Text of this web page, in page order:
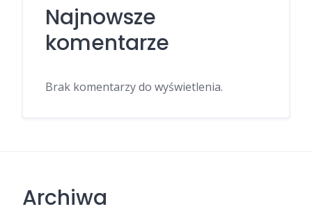
Najnowsze
komentarze
Brak komentarzy do wyświetlenia.
Archiwa